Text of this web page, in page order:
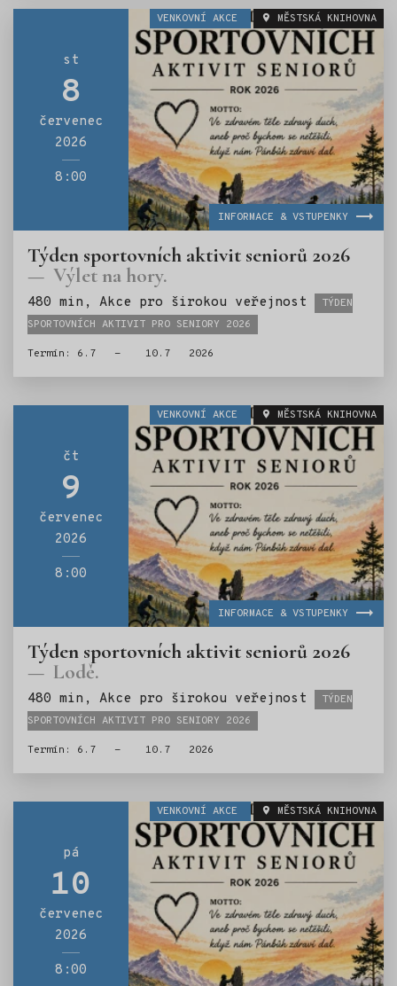
st
8
červenec
2026
8:00
VENKOVNÍ AKCE MĚSTSKÁ KNIHOVNA
Týden sportovních aktivit seniorů 2026
Výlet na hory.
480 min, Akce pro širokou veřejnost Štítky:
TÝDEN
SPORTOVNÍCH AKTIVIT PRO SENIORY 2026
Termín: 6.7 - 10.7 2026
INFORMACE & VSTUPENKY
čt
9
červenec
2026
8:00
VENKOVNÍ AKCE MĚSTSKÁ KNIHOVNA
Týden sportovních aktivit seniorů 2026
Lodě.
480 min, Akce pro širokou veřejnost Štítky:
TÝDEN
SPORTOVNÍCH AKTIVIT PRO SENIORY 2026
Termín: 6.7 - 10.7 2026
INFORMACE & VSTUPENKY
pá
10
červenec
2026
8:00
VENKOVNÍ AKCE MĚSTSKÁ KNIHOVNA